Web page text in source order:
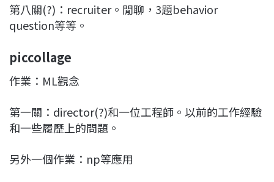
第八關(?)：recruiter。閒聊，3題behavior
question等等。
piccollage
作業：ML觀念
第一關：director(?)和一位工程師。以前的工作經驗
和一些履歷上的問題。
另外一個作業：np等應用